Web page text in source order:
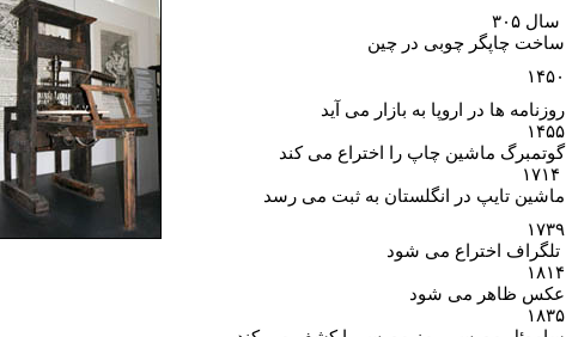
سال ۳۰۵
ساخت چاپگر چوبی در چين
۱۴۵۰
روزنامه ها در اروپا به بازار می آيد
۱۴۵۵
گوتمبرگ ماشين چاپ را اختراع می کند
ماشين تايپ در انگلستان به ثبت می رسد
۱۷۳۹
تلگراف اختراع می شود
۱۸۱۴
عکس ظاهر می شود
۱۸۳۵